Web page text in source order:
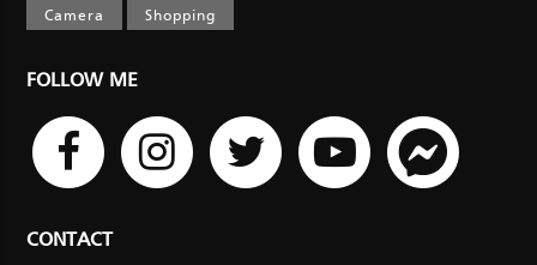
Camera
Shopping
FOLLOW ME
CONTACT